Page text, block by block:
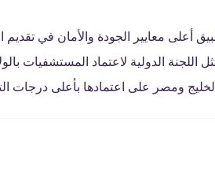
أعلى معايير الجودة والأمان في
اللجنة الدولية لاعتماد المستشفيات
ومصر على اعتمادها بأعلى درجات